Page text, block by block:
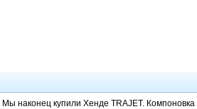
Мы наконец купили Хенде TRAJET.